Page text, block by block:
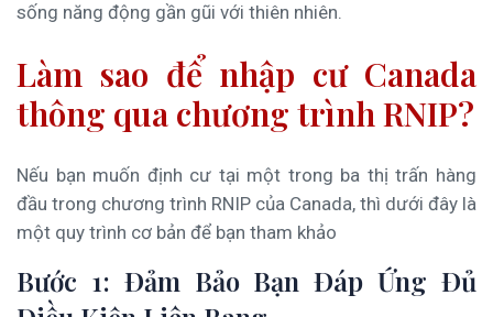
sống năng động gần gũi với thiên nhiên.
Làm sao để nhập cư Canada
thông qua chương trình RNIP?
Nếu bạn muốn định cư tại một trong ba thị trấn hàng
đầu trong chương trình RNIP của Canada, thì dưới đây là
một quy trình cơ bản để bạn tham khảo
Bước 1: Đảm Bảo Bạn Đáp Ứng Đủ